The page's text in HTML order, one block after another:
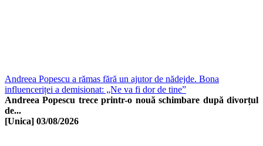
Andreea Popescu a rămas fără un ajutor de nădejde. Bona
influenceriței a demisionat: „Ne va fi dor de tine”
Andreea Popescu trece printr-o nouă schimbare după divorțul
de...
[Unica] 03/08/2026